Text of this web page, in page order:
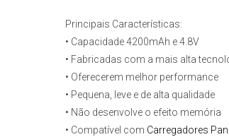
Principais Características:
• Capacidade 4200mAh e 4.8V
• Fabricadas com a mais alta
• Oferecerem melhor performance
• Pequena, leve e de alta qualidade
• Não desenvolve o efeito memória
• Compatível com Carregadores